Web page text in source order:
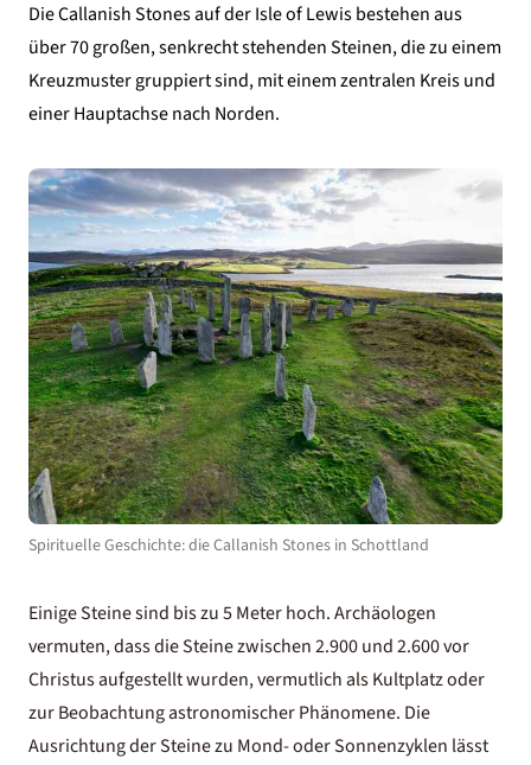
Die Callanish Stones auf der Isle of Lewis bestehen aus
über 70 großen, senkrecht stehenden Steinen, die zu einem
Kreuzmuster gruppiert sind, mit einem zentralen Kreis und
einer Hauptachse nach Norden.
Spirituelle Geschichte: die Callanish Stones in Schottland
Einige Steine sind bis zu 5 Meter hoch. Archäologen
vermuten, dass die Steine zwischen 2.900 und 2.600 vor
Christus aufgestellt wurden, vermutlich als Kultplatz oder
zur Beobachtung astronomischer Phänomene. Die
Ausrichtung der Steine zu Mond- oder Sonnenzyklen lässt